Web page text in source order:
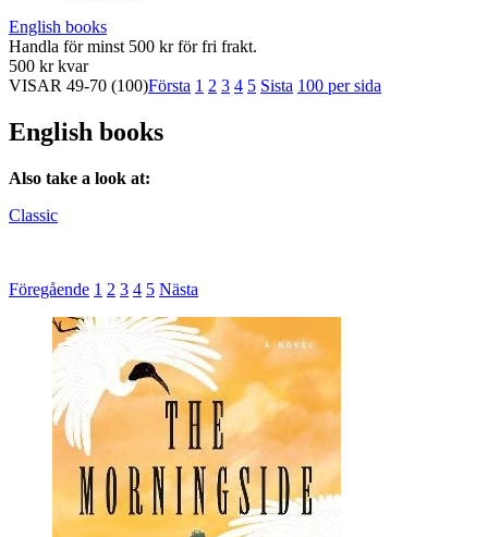
English books
Handla för minst 500 kr för fri frakt.
500 kr kvar
VISAR 49-70 (100)Första 1 2 3 4 5 Sista 100 per sida
English books
Also take a look at:
Classic
Föregående 1 2 3 4 5 Nästa